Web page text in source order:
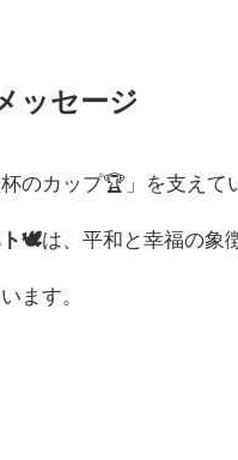
ッセージ
のカップ🏆️」を支えて
ト🕊️は、平和と幸福の象
ます。